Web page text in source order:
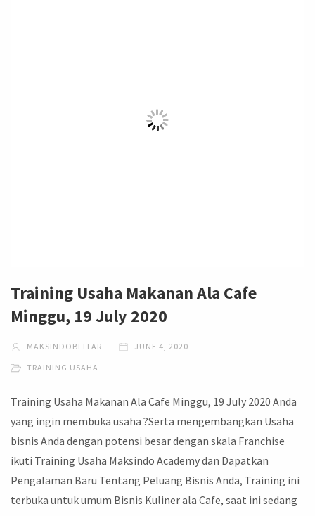
Training Usaha Makanan Ala Cafe
Minggu, 19 July 2020
MAKSINDOBLITAR JUNE 4, 2020
TRAINING USAHA
Training Usaha Makanan Ala Cafe Minggu, 19 July 2020 Anda
yang ingin membuka usaha ?Serta mengembangkan Usaha
bisnis Anda dengan potensi besar dengan skala Franchise
ikuti Training Usaha Maksindo Academy dan Dapatkan
Pengalaman Baru Tentang Peluang Bisnis Anda, Training ini
terbuka untuk umum Bisnis Kuliner ala Cafe, saat ini sedang